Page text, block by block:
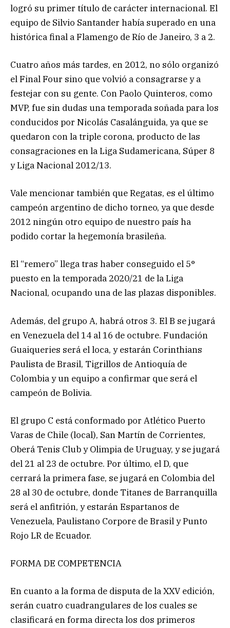
logró su primer título de carácter internacional. El
equipo de Silvio Santander había superado en una
histórica final a Flamengo de Río de Janeiro, 3 a 2.
Cuatro años más tardes, en 2012, no sólo organizó
el Final Four sino que volvió a consagrarse y a
festejar con su gente. Con Paolo Quinteros, como
MVP, fue sin dudas una temporada soñada para los
conducidos por Nicolás Casalánguida, ya que se
quedaron con la triple corona, producto de las
consagraciones en la Liga Sudamericana, Súper 8
y Liga Nacional 2012/13.
Vale mencionar también que Regatas, es el último
campeón argentino de dicho torneo, ya que desde
2012 ningún otro equipo de nuestro país ha
podido cortar la hegemonía brasileña.
El “remero” llega tras haber conseguido el 5°
puesto en la temporada 2020/21 de la Liga
Nacional, ocupando una de las plazas disponibles.
Además, del grupo A, habrá otros 3. El B se jugará
en Venezuela del 14 al 16 de octubre. Fundación
Guaiqueries será el loca, y estarán Corinthians
Paulista de Brasil, Tigrillos de Antioquía de
Colombia y un equipo a confirmar que será el
campeón de Bolivia.
El grupo C está conformado por Atlético Puerto
Varas de Chile (local), San Martín de Corrientes,
Oberá Tenis Club y Olimpia de Uruguay, y se jugará
del 21 al 23 de octubre. Por último, el D, que
cerrará la primera fase, se jugará en Colombia del
28 al 30 de octubre, donde Titanes de Barranquilla
será el anfitrión, y estarán Espartanos de
Venezuela, Paulistano Corpore de Brasil y Punto
Rojo LR de Ecuador.
FORMA DE COMPETENCIA
En cuanto a la forma de disputa de la XXV edición,
serán cuatro cuadrangulares de los cuales se
clasificará en forma directa los dos primeros